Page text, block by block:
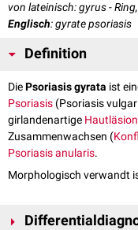
von lateinisch: gyrus -
Englisch: gyrate psoriasis
Definition
DiePsoriasis gyrata ist
Psoriasis (Psoriasis
girlandenartige Haut
Zusammenwachsen (
Psoriasis anularis.
Morphologisch verwandt